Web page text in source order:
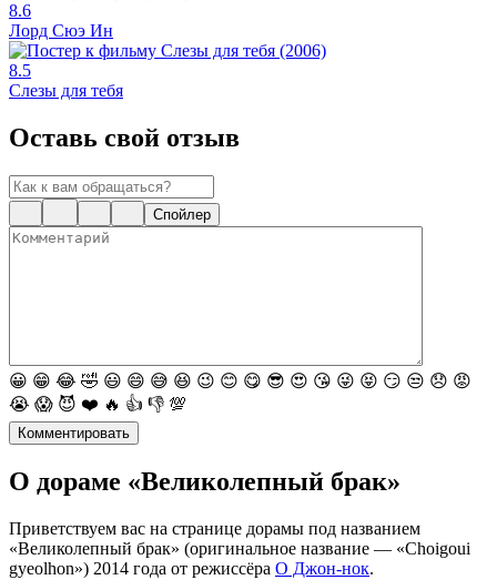
8.6
Лорд Сюэ Ин
8.5
Слезы для тебя
Оставь свой отзыв
Спойлер
😀 😁 😂 🤣 😃 😄 😅 😆 😉 😊 😋 😎 😍 😘 😜 😝 😏 😒 😞 😡
😭 😱 😈 ❤️ 🔥 👍 👎 💯
Комментировать
О дораме «Великолепный брак»
Приветствуем вас на странице дорамы под названием
«Великолепный брак» (оригинальное название — «Choigoui
gyeolhon») 2014 года от режиссёра О Джон-нок.